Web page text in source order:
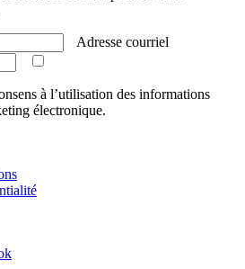
Adresse courriel
à l’utilisation des informations
électronique.